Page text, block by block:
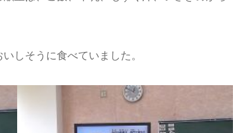
しそうに食べていました。